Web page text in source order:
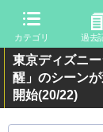
カテゴリ 過去
東京ディズニ
醒」のシーン
開始(20/22)